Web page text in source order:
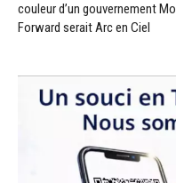
couleur d’un gouvernement
Forward serait Arc en Ciel